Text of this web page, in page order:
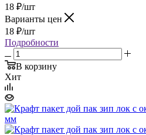
18 ₽/шт
Варианты цен
18 ₽/шт
Подробности
В корзину
Хит